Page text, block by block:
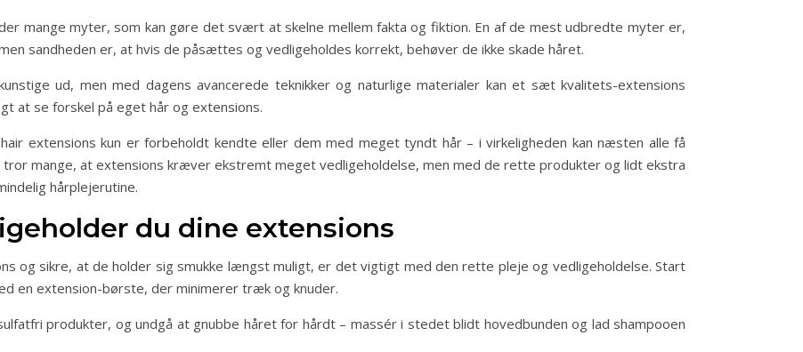
mange myter, som kan gøre det svært at skelne mellem fakta og fiktion. En af de mest udbredte myter er,
sandheden er, at hvis de påsættes og vedligeholdes korrekt, behøver de ikke skade håret.
ud, men med dagens avancerede teknikker og naturlige materialer kan et sæt kvalitets-extensions
at se forskel på eget hår og extensions.
extensions kun er forbeholdt kendte eller dem med meget tyndt hår – i virkeligheden kan næsten alle få
mange, at extensions kræver ekstremt meget vedligeholdelse, men med de rette produkter og lidt ekstra
hårplejerutine.
du dine extensions
og sikre, at de holder sig smukke længst muligt, er det vigtigt med den rette pleje og vedligeholdelse. Start
en extension-børste, der minimerer træk og knuder.
produkter, og undgå at gnubbe håret for hårdt – massér i stedet blidt hovedbunden og lad shampooen